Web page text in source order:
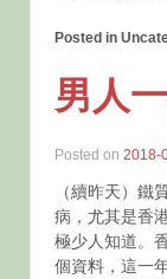
Posted in
男人
Posted on 2018-
（續昨天）鐵
病，尤其是香
極少人知道。
個資料，這一